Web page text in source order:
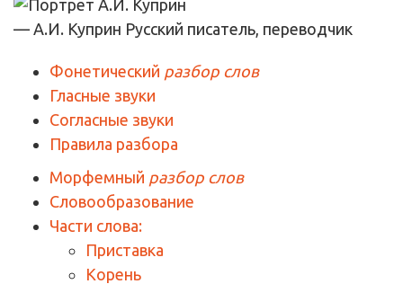
— А.И. Куприн Русский писатель, переводчик
Фонетический разбор слов
Гласные звуки
Согласные звуки
Правила разбора
Морфемный разбор слов
Словообразование
Части слова:
Приставка
Корень